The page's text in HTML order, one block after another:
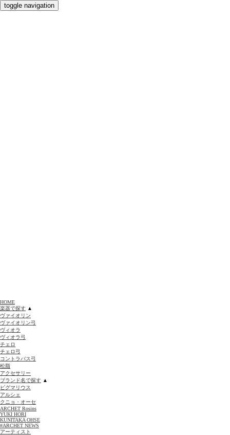
toggle navigation
HOME
楽器で探す ▲
ヴァイオリン
ヴァイオリン弓
ヴィオラ
ヴィオラ弓
チェロ
チェロ弓
コントラバス弓
松脂
アクセサリー
ブランド名で探す ▲
ピグマリウス
アルシェ
クニョ・オーセ
ARCHET Rosins
YUKI HORI
KUNITAKA OHSE
#ARCHET NEWS
アーティスト